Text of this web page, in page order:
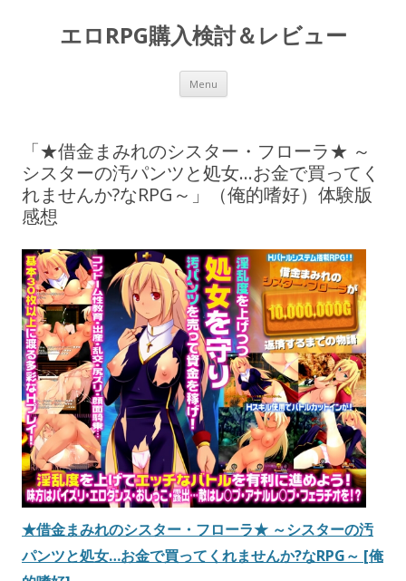
エロRPG購入検討＆レビュー
Menu Skip to content
「★借金まみれのシスター・フローラ★ ～
シスターの汚パンツと処女…お金で買ってく
れませんか?なRPG～」（俺的嗜好）体験版
感想
★借金まみれのシスター・フローラ★ ～シスターの汚
パンツと処女…お金で買ってくれませんか?なRPG～ [俺